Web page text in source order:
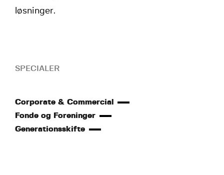
løsninger.
SPECIALER
Corporate & Commercial
Fonde og Foreninger
Generationsskifte